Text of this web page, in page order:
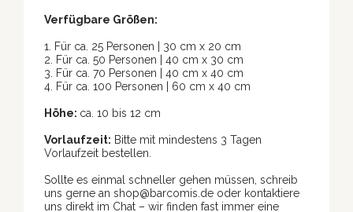
Verfügbare Größen:
1. Für ca. 25 Personen | 30 cm x 20 cm
2. Für ca. 50 Personen | 40 cm x 30 cm
3. Für ca. 70 Personen | 40 cm x 40 cm
4. Für ca. 100 Personen | 60 cm x 40 cm
Höhe: ca. 10 bis 12 cm
Vorlaufzeit: Bitte mit mindestens 3 Tagen
Vorlaufzeit bestellen.
Sollte es einmal schneller gehen müssen, schreib
uns gerne an shop@barcomis.de oder kontaktiere
uns direkt im Chat – wir finden fast immer eine